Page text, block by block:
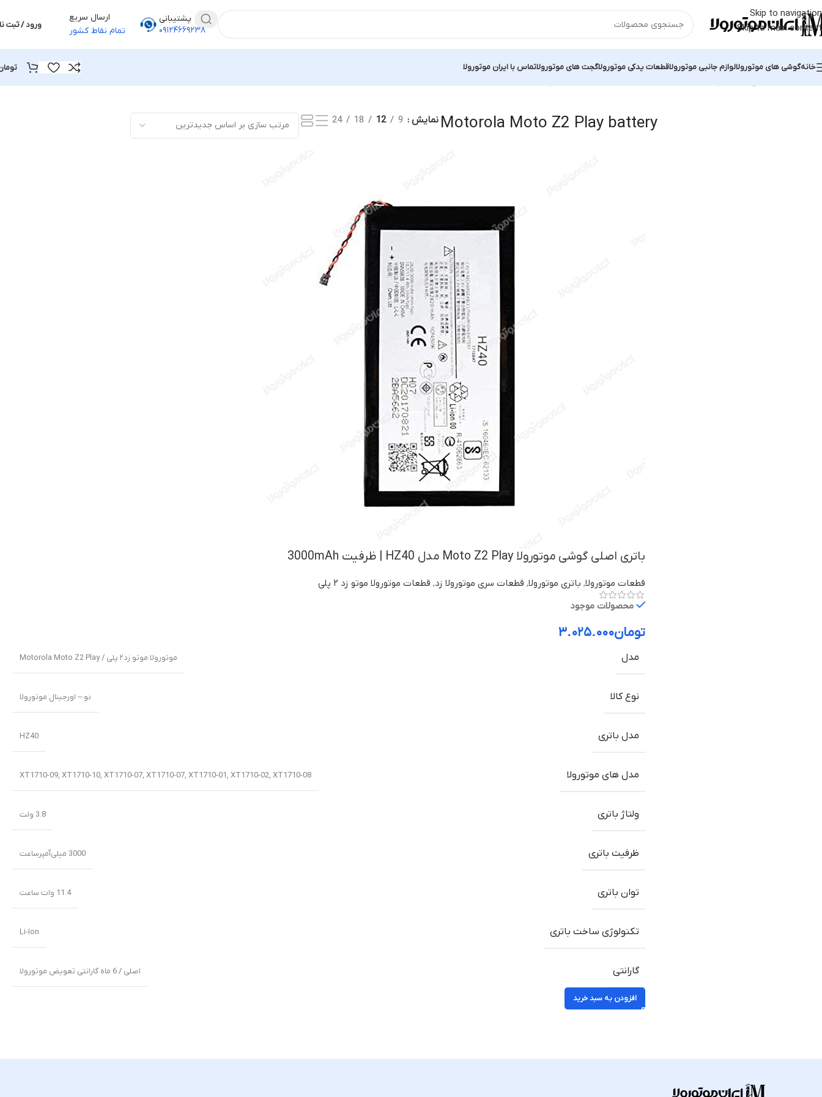
Skip to navigation
Skip to main content
پشتیبانی
۰۹۱۲۴۶۶۹۲۳۸
ارسال سریع
تمام نقاط کشور
ورود / ثبت
خانهگوشی های موتورولالوازم جانبی موتورولاقطعات یدکی موتورولاگجت های موتورولاتماس با ایران موتورولا
Motorola Moto Z2 Play battery نمایش 9
12
18
24
باتری اصلی گوشی موتورولا Moto Z2 Play مدل HZ40 | ظرفیت 3000mAh
قطعات موتورولا, باتری موتورولا, قطعات سری موتورولا زد, قطعات موتورولا موتو زد ۲ پلی
محصولات موجود
تومان۳.۰۲۵.۰۰۰
مدل موتورولا موتو زد۲ پلی / Motorola Moto Z2 Play
نوع کالا نو – اورجینال موتورولا
مدل باتری HZ40
مدل های موتورولا XT1710-09, XT1710-10, XT1710-07, XT1710-07, XT1710-01, XT1710-02, XT1710-08
ولتاژ باتری 3.8 ولت
ظرفیت باتری 3000 میلی‌‌‌آمپرساعت
توان باتری 11.4 وات ساعت
تکنولوژی ساخت باتری Li-Ion
گارانتی اصلی / 6 ماه گارانتی تعویض موتورولا
افزودن به سبد خرید